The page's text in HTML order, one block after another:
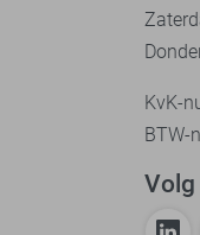
KvK-
BTW-
Volg